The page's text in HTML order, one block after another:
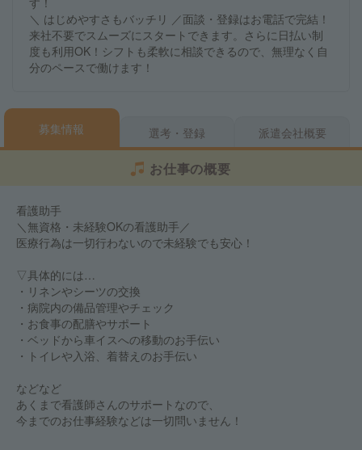
＼ はじめやすさもバッチリ ／面談・登録はお電話で完結！
来社不要でスムーズにスタートできます。さらに日払い制
度も利用OK！シフトも柔軟に相談できるので、無理なく自
分のペースで働けます！
募集情報 選考・登録 派遣会社概要
お仕事の概要
看護助手
＼無資格・未経験OKの看護助手／
医療行為は一切行わないので未経験でも安心！
▽具体的には…
・リネンやシーツの交換
・病院内の備品管理やチェック
・お食事の配膳やサポート
・ベッドから車イスへの移動のお手伝い
・トイレや入浴、着替えのお手伝い
などなど
あくまで看護師さんのサポートなので、
今までのお仕事経験などは一切問いません！